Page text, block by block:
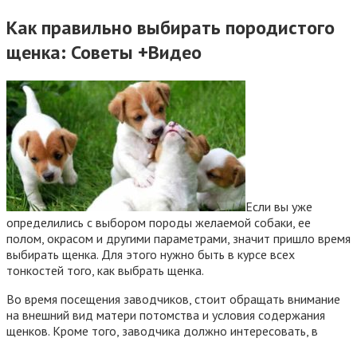
Как правильно выбирать породистого
щенка: Советы +Видео
Если вы уже
определились с выбором породы желаемой собаки, ее
полом, окрасом и другими параметрами, значит пришло время
выбирать щенка. Для этого нужно быть в курсе всех
тонкостей того, как выбрать щенка.
Во время посещения заводчиков, стоит обращать внимание
на внешний вид матери потомства и условия содержания
щенков. Кроме того, заводчика должно интересовать, в